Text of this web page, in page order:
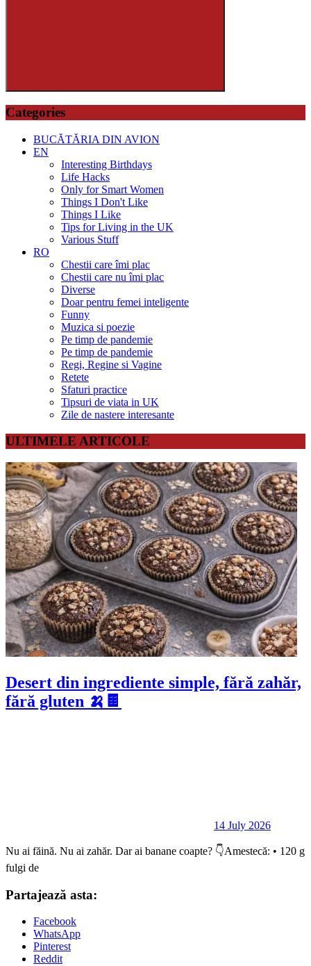
Search
Categories
BUCĂTĂRIA DIN AVION
EN
Interesting Birthdays
Life Hacks
Only for Smart Women
Things I Don't Like
Things I Like
Tips for Living in the UK
Various Stuff
RO
Chestii care îmi plac
Chestii care nu îmi plac
Diverse
Doar pentru femei inteligente
Funny
Muzica si poezie
Pe timp de pandemie
Pe timp de pandemie
Regi, Regine si Vagine
Retete
Sfaturi practice
Tipsuri de viata in UK
Zile de nastere interesante
ULTIMELE ARTICOLE
Desert din ingrediente simple, fără zahăr,
fără gluten 🍌🍫
14 July 2026
Nu ai făină. Nu ai zahăr. Dar ai banane coapte? 👇Amestecă: • 120 g
fulgi de
Partajează asta:
Facebook
WhatsApp
Pinterest
Reddit